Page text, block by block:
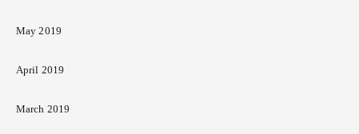
May 2019
April 2019
March 2019